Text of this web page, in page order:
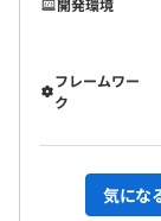
開発環境
フレームワー
ク
気にな